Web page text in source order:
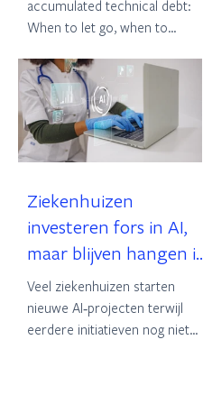
accumulated technical debt:
When to let go, when to
Zie­ken­hui­zen
investeren fors in AI,
maar blijven hangen in
reactief sturen
Veel ziekenhuizen starten
nieuwe AI‑projecten terwijl
eerdere initiatieven nog niet